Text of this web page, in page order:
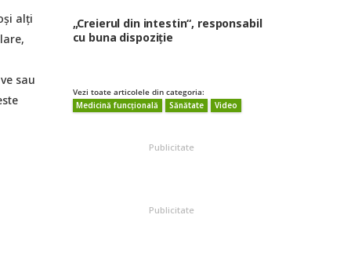
alți
sau
„Creierul din intestin“, responsabil
cu buna dispoziție
Vezi toate articolele din categoria:
Medicină funcțională
Sănătate Video
Publicitate
Publicitate